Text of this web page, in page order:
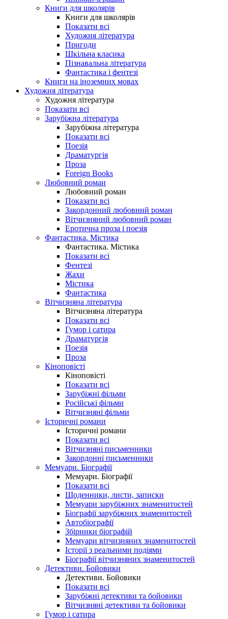
Книги для школярів
Книги для школярів
Показати всі
Художня література
Пригоди
Шкільна класика
Пізнавальна література
Фантастика і фентезі
Книги на іноземних мовах
Художня література
Художня література
Показати всі
Зарубіжна література
Зарубіжна література
Показати всі
Поезія
Драматургія
Проза
Foreign Books
Любовний роман
Любовний роман
Показати всі
Закордонний любовний роман
Вітчизняний любовний роман
Еротична проза і поезія
Фантастика. Містика
Фантастика. Містика
Показати всі
Фентезі
Жахи
Містика
Фантастика
Вітчизняна література
Вітчизняна література
Показати всі
Гумор і сатира
Драматургія
Поезія
Проза
Кіноповісті
Кіноповісті
Показати всі
Зарубіжні фільми
Російські фільми
Вітчизняні фільми
Історичні романи
Історичні романи
Показати всі
Вітчизняні письменники
Закордонні письменники
Мемуари. Біографії
Мемуари. Біографії
Показати всі
Щоденники, листи, записки
Мемуари зарубіжних знаменитостей
Біографії зарубіжних знаменитостей
Автобіографії
Збірники біографій
Мемуари вітчизняних знаменитостей
Історії з реальними подіями
Біографії вітчизняних знаменитостей
Детективи. Бойовики
Детективи. Бойовики
Показати всі
Зарубіжні детективи та бойовики
Вітчизняні детективи та бойовики
Гумор і сатира